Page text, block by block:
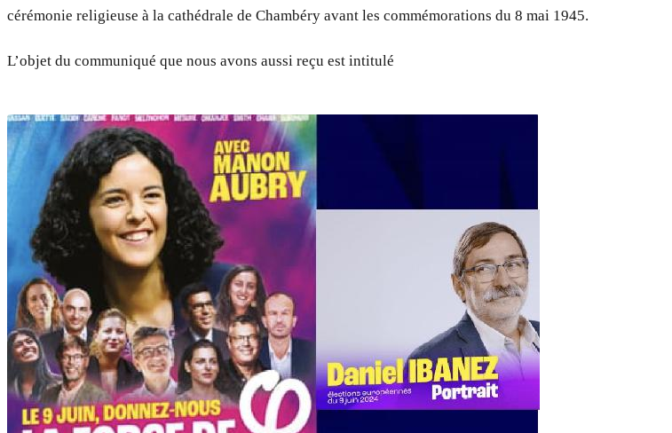
cérémonie religieuse à la cathédrale de Chambéry avant les commémorations du 8 mai 1945.
L’objet du communiqué que nous avons aussi reçu est intitulé